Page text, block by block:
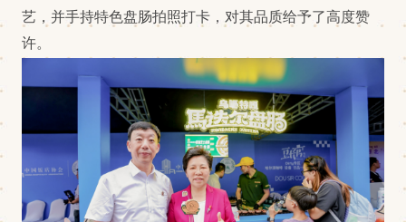
艺，并手持特色盘肠拍照打卡，对其品质给予了高度赞
许。